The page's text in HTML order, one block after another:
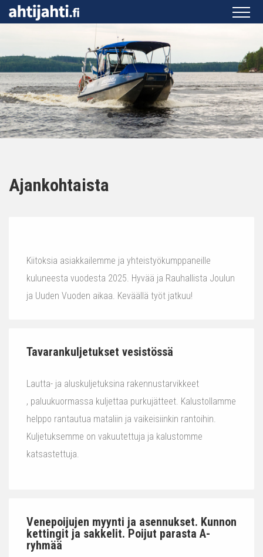
Ajankohtaista
Kiitoksia asiakkailemme ja yhteistyökumppaneille
kuluneesta vuodesta 2025. Hyvää ja Rauhallista Joulun
ja Uuden Vuoden aikaa. Keväällä työt jatkuu!
Tavarankuljetukset vesistössä
Lautta- ja aluskuljetuksina rakennustarvikkeet
, paluukuormassa kuljettaa purkujätteet. Kalustollamme
helppo rantautua mataliin ja vaikeisiinkin rantoihin.
Kuljetuksemme on vakuutettuja ja kalustomme
katsastettuja.
Venepoijujen myynti ja asennukset. Kunnon
kettingit ja sakkelit. Poijut parasta A-
ryhmää